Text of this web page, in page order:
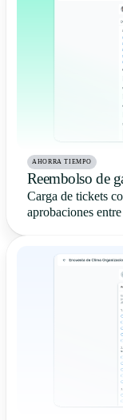
AHORRA TIEMPO
Reembolso de
Carga de tickets
aprobaciones